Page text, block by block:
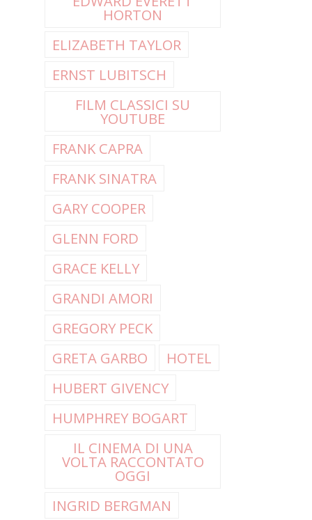
HORTON
ELIZABETH TAYLOR
ERNST LUBITSCH
FILM CLASSICI SU
YOUTUBE
FRANK CAPRA
FRANK SINATRA
GARY COOPER
GLENN FORD
GRACE KELLY
GRANDI AMORI
GREGORY PECK
GRETA GARBO
HOTEL
HUBERT GIVENCY
HUMPHREY BOGART
IL CINEMA DI UNA
VOLTA RACCONTATO
OGGI
INGRID BERGMAN